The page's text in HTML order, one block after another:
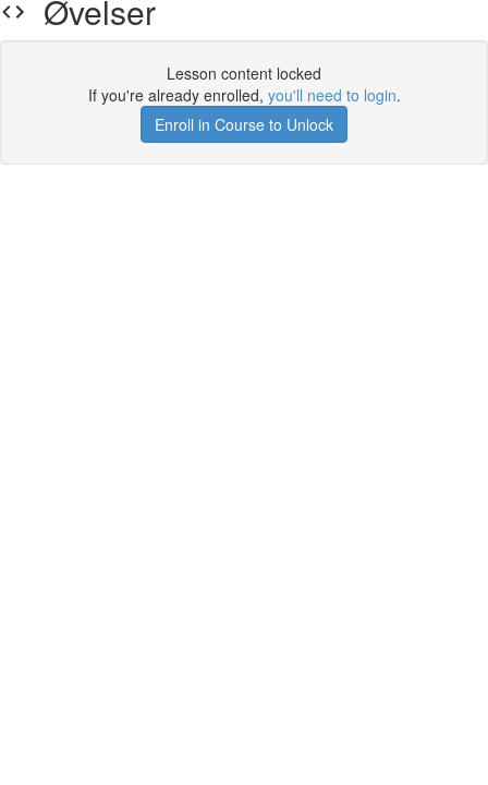
Øvelser
Lesson content locked
If you're already enrolled, you'll need to login.
Enroll in Course to Unlock